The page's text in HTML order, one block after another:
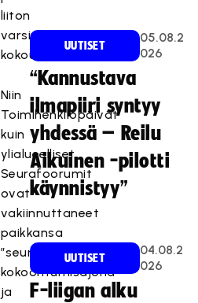
liiton
varsinaiseen
kokoukseen.
Niin
Toimihenkilöpäivät
kuin
ylialueelliset
Seurafoorumit
ovat
vakiinnuttaneet
paikkansa
”seurojen
kokoontumisajona”
ja
UUTISET
05.08.2
026
“Kannustava
ilmapiiri syntyy
yhdessä – Reilu
Aikuinen -pilotti
käynnistyy”
UUTISET
04.08.2
026
F-liigan alku